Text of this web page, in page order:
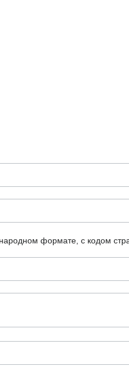
формате, с кодом